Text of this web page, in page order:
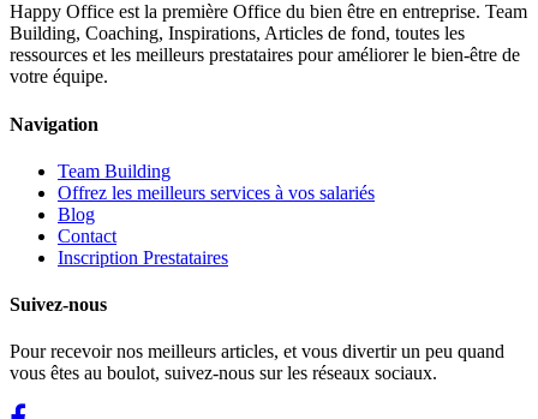
Happy Office est la première Office du bien être en entreprise. Team
Building, Coaching, Inspirations, Articles de fond, toutes les
ressources et les meilleurs prestataires pour améliorer le bien-être de
votre équipe.
Navigation
Team Building
Offrez les meilleurs services à vos salariés
Blog
Contact
Inscription Prestataires
Suivez-nous
​Pour recevoir nos meilleurs articles, et vous divertir un peu quand
vous êtes au boulot, suivez-nous sur les réseaux sociaux.